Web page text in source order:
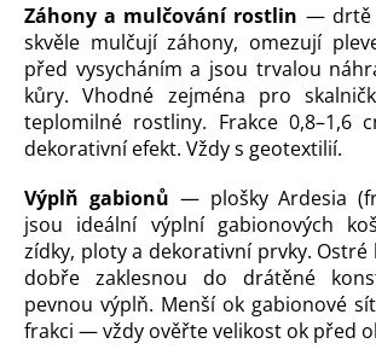
Záhony a mulčování rostlin — drtě
skvěle mulčují záhony, omezují
před vysycháním a jsou trvalou
kůry. Vhodné zejména pro
teplomilné rostliny. Frakce 0,8–1,6
dekorativní efekt. Vždy s geotextilií.
Výplň gabionů — plošky Ardesia
jsou ideální výplní gabionových
zídky, ploty a dekorativní prvky. Ostré
dobře zaklesnou do drátěné
pevnou výplň. Menší ok gabionové
frakci — vždy ověřte velikost ok před